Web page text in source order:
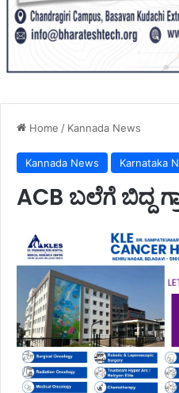
Home / Kannada News
Kannada News Karnataka
ACB ಬಲೆಗೆ ಬಿದ್ದ